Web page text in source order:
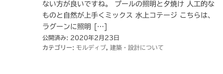
ない方が良いですね。 プールの照明と夕焼け 人工的な
ものと自然が上手くミックス 水上コテージ こちらは、
ラグーンに照明 […]
公開済み: 2020年2月23日
カテゴリー: モルディブ 建築・設計について